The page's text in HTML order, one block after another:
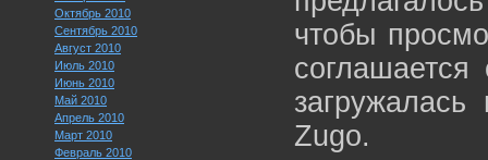
Октябрь 2010
Сентябрь 2010
Август 2010
Июль 2010
Июнь 2010
Май 2010
Апрель 2010
Март 2010
Февраль 2010
чтобы
Zugo.